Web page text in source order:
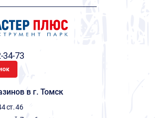
34-73
в г. Томск
ст. 46